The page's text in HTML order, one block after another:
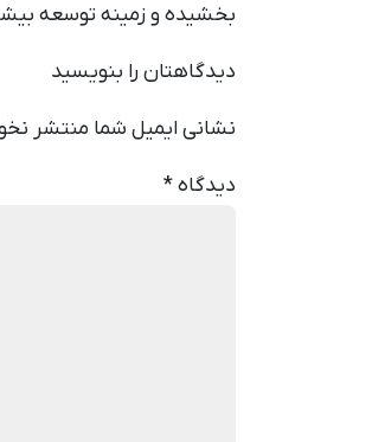
بخشیده و زمینه توسعه
دیدگاهتان را بنویسید
نشانی ایمیل شما منتشر
دیدگاه*